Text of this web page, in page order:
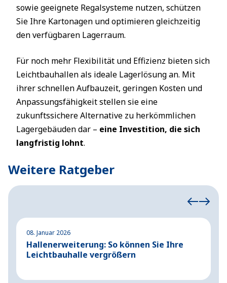
sowie geeignete Regalsysteme nutzen, schützen
Sie Ihre Kartonagen und optimieren gleichzeitig
den verfügbaren Lagerraum.
Für noch mehr Flexibilität und Effizienz bieten sich
Leichtbauhallen als ideale Lagerlösung an. Mit
ihrer schnellen Aufbauzeit, geringen Kosten und
Anpassungsfähigkeit stellen sie eine
zukunftssichere Alternative zu herkömmlichen
Lagergebäuden dar – eine Investition, die sich
langfristig lohnt.
Weitere Ratgeber
08. Januar 2026
Hallenerweiterung: So können Sie Ihre
Leichtbauhalle vergrößern